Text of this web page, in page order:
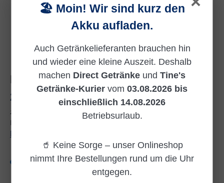
MEHRWEG
Regulärer Preis:
20,90 €
zzgl. 3,10 € Pfand
Inhalt:
Versandkostenfrei
🏖️ Moin! Wir sind kurz den
Akku aufladen.
Auch Getränkelieferanten brauchen hin
und wieder eine kleine Auszeit. Deshalb
machen Direct Getränke und Tine's
Getränke-Kurier vom 03.08.2026 bis
einschließlich 14.08.2026
Betriebsurlaub.
🥤 Keine Sorge – unser Onlineshop
nimmt Ihre Bestellungen rund um die Uhr
entgegen.